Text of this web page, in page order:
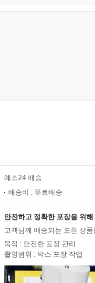
이 향후 10년간 시행하
286
무엇을 해야 하는가?
런 시기에 우리에
어둡지 않도록 잘
한다.
로 하여금 하나님의
셔서 십자가의 사랑
성경을 통해 느낄 수
수 있게 되었다. 사
고 진실할수록 사람
리 나는 구리와 울리는
예스24 배송
배송비 : 무료배송
안전하고 정확한 포장을 위
고객님께 배송되는 모든 상
목적 : 안전한 포장 관리
촬영범위 : 박스 포장 작업